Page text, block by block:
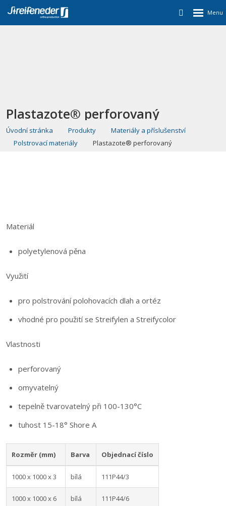
Plastazote® perforovaný
Úvodní stránka Produkty
Materiály a příslušenství
Polstrovací materiály
Plastazote® perforovaný
Materiál
polyetylenová pěna
Využití
pro polstrování polohovacích dlah a ortéz
vhodné pro použití se Streifylen a Streifycolor
Vlastnosti
perforovaný
omyvatelný
tepelně tvarovatelný při 100-130°C
tuhost 15-18° Shore A
Rozměr (mm) Barva Objednací číslo
1000 x 1000 x 3 bílá 111P44/3
1000 x 1000 x 6 bílá 111P44/6